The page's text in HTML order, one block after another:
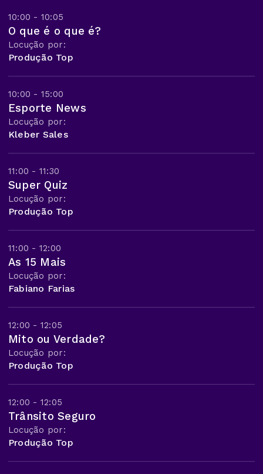
10:00 - 10:05
O que é o que é?
Locução por:
Produção Top
10:00 - 15:00
Esporte News
Locução por:
Kleber Sales
11:00 - 11:30
Super Quiz
Locução por:
Produção Top
11:00 - 12:00
As 15 Mais
Locução por:
Fabiano Farias
12:00 - 12:05
Mito ou Verdade?
Locução por:
Produção Top
12:00 - 12:05
Trânsito Seguro
Locução por:
Produção Top